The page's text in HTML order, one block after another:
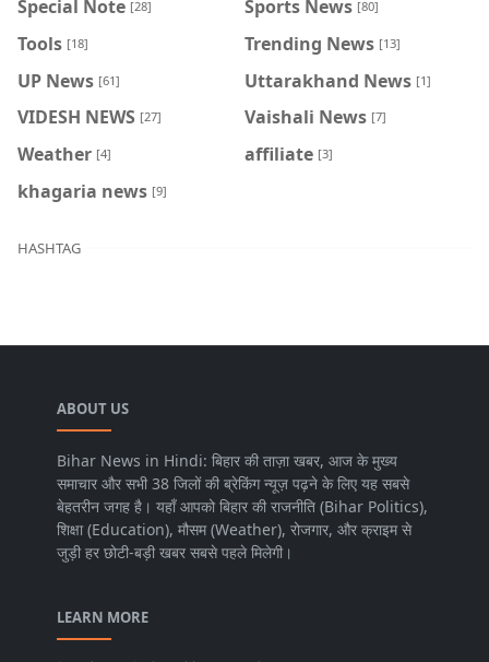
Special Note [28] Sports News [80]
Tools [18] Trending News [13]
UP News [61] Uttarakhand News [1]
VIDESH NEWS [27] Vaishali News [7]
Weather [4] affiliate [3]
khagaria news [9]
HASHTAG
ABOUT US
Bihar News in Hindi: बिहार की ताज़ा खबर, आज के मुख्य
समाचार और सभी 38 जिलों की ब्रेकिंग न्यूज़ पढ़ने के लिए यह सबसे
बेहतरीन जगह है। यहाँ आपको बिहार की राजनीति (Bihar Politics),
शिक्षा (Education), मौसम (Weather), रोजगार, और क्राइम से
जुड़ी हर छोटी-बड़ी खबर सबसे पहले मिलेगी।
LEARN MORE